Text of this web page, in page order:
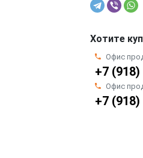
Хотите
Офис
+7
Офис
+7